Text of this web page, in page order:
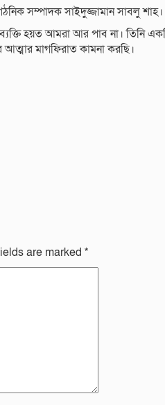
সম্পাদক সাইদুজ্জামান সাবলু শাহ।
হয়ত আমরা আর পাব না। তিনি
আত্মার মাগফিরাত কামনা করছি।
are marked *